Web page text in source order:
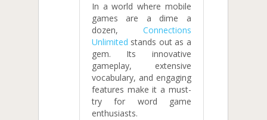
In a world where mobile
games are a dime a
dozen, Connections
Unlimited stands out as a
gem. Its innovative
gameplay, extensive
vocabulary, and engaging
features make it a must-
try for word game
enthusiasts.